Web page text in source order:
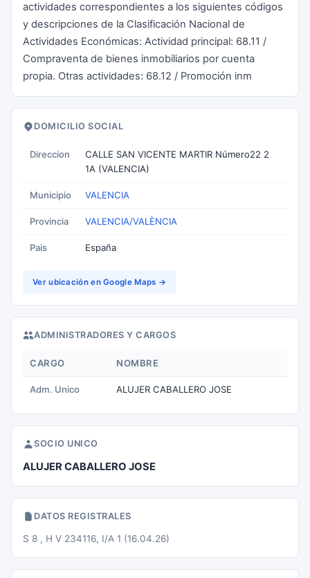
actividades correspondientes a los siguientes códigos
y descripciones de la Clasificación Nacional de
Actividades Económicas: Actividad principal: 68.11 /
Compraventa de bienes inmobiliarios por cuenta
propia. Otras actividades: 68.12 / Promoción inm
DOMICILIO SOCIAL
Direccion
CALLE SAN VICENTE MARTIR Número22 2
1A (VALENCIA)
Municipio VALENCIA
Provincia VALENCIA/VALÈNCIA
Pais España
Ver ubicación en Google Maps →
ADMINISTRADORES Y CARGOS
CARGO NOMBRE
Adm. Unico ALUJER CABALLERO JOSE
SOCIO UNICO
ALUJER CABALLERO JOSE
DATOS REGISTRALES
S 8 , H V 234116, I/A 1 (16.04.26)